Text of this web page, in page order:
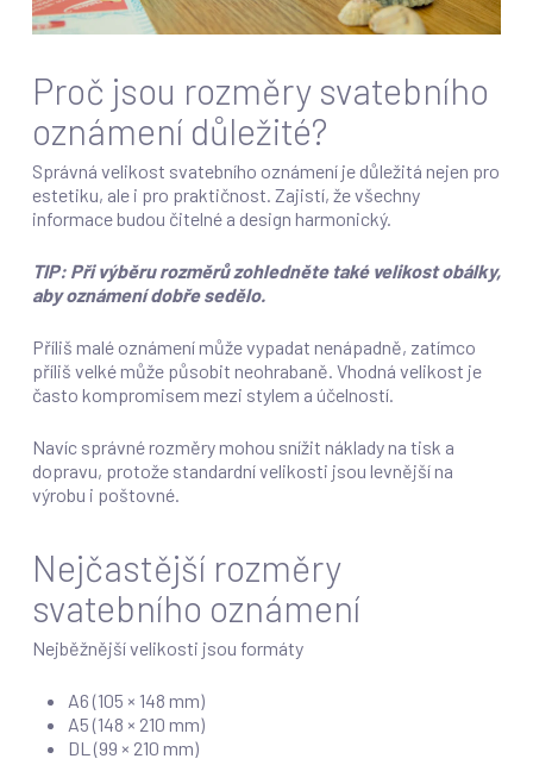
Proč jsou rozměry svatebního
oznámení důležité?
Správná velikost svatebního oznámení je důležitá nejen pro
estetiku, ale i pro praktičnost. Zajistí, že všechny
informace budou čitelné a design harmonický.
TIP: Při výběru rozměrů zohledněte také velikost obálky,
aby oznámení dobře sedělo.
Příliš malé oznámení může vypadat nenápadně, zatímco
příliš velké může působit neohrabaně. Vhodná velikost je
často kompromisem mezi stylem a účelností.
Navíc správné rozměry mohou snížit náklady na tisk a
dopravu, protože standardní velikosti jsou levnější na
výrobu i poštovné.
Nejčastější rozměry
svatebního oznámení
Nejběžnější velikosti jsou formáty
A6 (105 × 148 mm)
A5 (148 × 210 mm)
DL (99 × 210 mm)